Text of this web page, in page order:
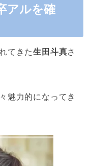
アルを確
てきた生田斗真さ
魅力的になってき